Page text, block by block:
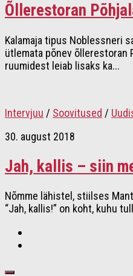
Õllerestoran
Kalamaja tipus Noblessneri
ütlemata põnev õllerestoran
ruumidest leiab lisaks ka...
Intervjuu / Soovitused /
30. august 2018
Jah, kallis – siin
Nõmme lähistel, stiilses
“Jah, kallis!” on koht, kuhu